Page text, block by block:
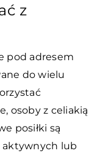
z
pod adresem
do wielu
osoby z celiakią
posiłki są
aktywnych lub